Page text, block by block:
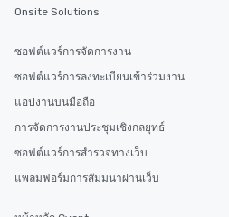
Onsite Solutions
ซอฟต์แวร์การจัดการงาน
ซอฟต์แวร์การลงทะเบียนเข้าร่วมงาน
แอปงานบนมือถือ
การจัดการงานประชุมเชิงกลยุทธ์
ซอฟต์แวร์การสำรวจทางเว็บ
แพลมฟอร์มการสัมมนาผ่านเว็บ